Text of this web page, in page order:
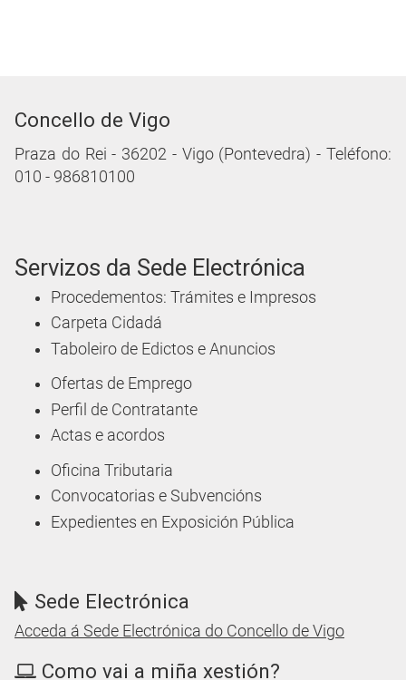
Concello de Vigo
Praza do Rei - 36202 - Vigo (Pontevedra) - Teléfono:
010 - 986810100
Servizos da Sede Electrónica
Procedementos: Trámites e Impresos
Carpeta Cidadá
Taboleiro de Edictos e Anuncios
Ofertas de Emprego
Perfil de Contratante
Actas e acordos
Oficina Tributaria
Convocatorias e Subvencións
Expedientes en Exposición Pública
Sede Electrónica
Acceda á Sede Electrónica do Concello de Vigo
Como vai a miña xestión?